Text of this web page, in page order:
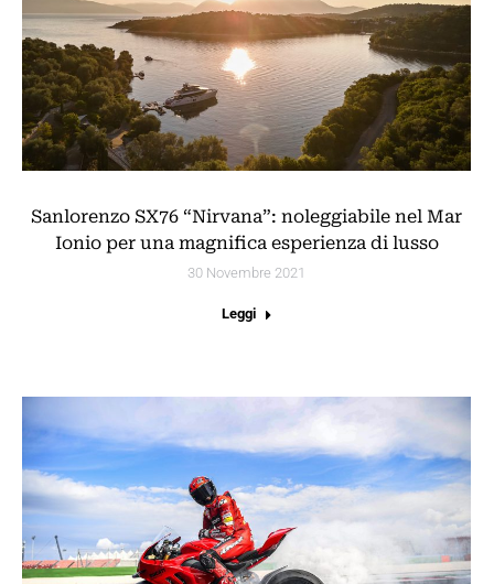
Sanlorenzo SX76 “Nirvana”: noleggiabile nel Mar
Ionio per una magnifica esperienza di lusso
30 Novembre 2021
Leggi